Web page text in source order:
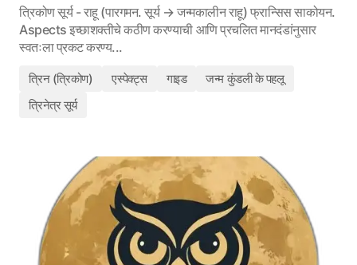
त्रिकोण सूर्य - राहू (पारगमन. सूर्य → जन्मकालीन राहू) फ्रान्सिस साकोयन.
Aspects इच्छाशक्तीचे कठीण करण्याची आणि प्रचलित मानदंडांनुसार
स्वतःला प्रकट करण्य...
त्रिन (त्रिकोण) एस्पेक्ट्स गाइड
जन्म कुंडली के पहलू
त्रिनेत्र सूर्य